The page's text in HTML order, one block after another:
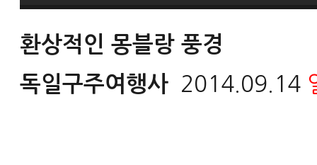
환상적인 몽블랑 풍경
독일구주여행사 2014.09.14